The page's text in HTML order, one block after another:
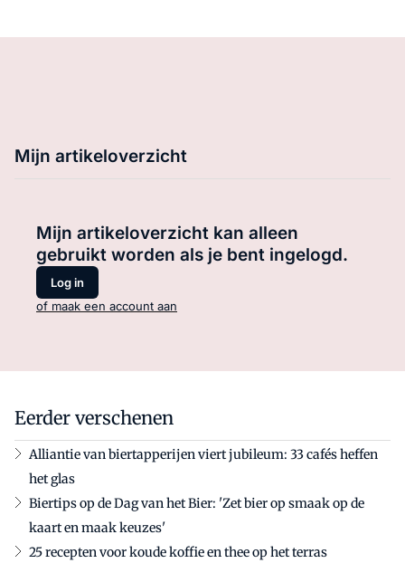
Mijn artikeloverzicht
Mijn artikeloverzicht kan alleen
gebruikt worden als je bent ingelogd.
Log in
of maak een account aan
Eerder verschenen
Alliantie van biertapperijen viert jubileum: 33 cafés heffen
het glas
Biertips op de Dag van het Bier: 'Zet bier op smaak op de
kaart en maak keuzes'
25 recepten voor koude koffie en thee op het terras